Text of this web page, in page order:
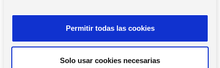
n
Permitir todas las cookies
Solo usar cookies necesarias
pueden interesar
Pequeñas Empresas y Asesorías